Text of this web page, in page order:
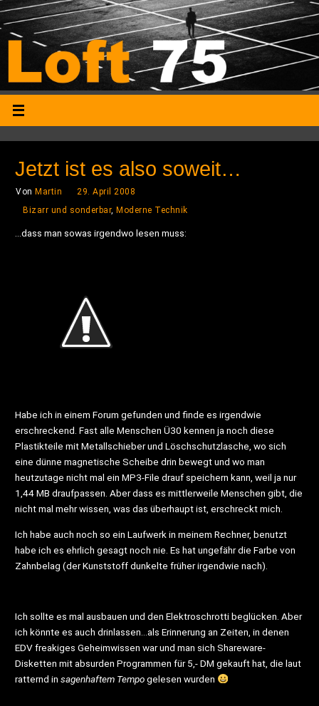
Jetzt ist es also soweit…
Von Martin
29. April 2008
Bizarr und sonderbar, Moderne Technik
…dass man sowas irgendwo lesen muss:
Habe ich in einem Forum gefunden und finde es irgendwie
erschreckend. Fast alle Menschen Ü30 kennen ja noch diese
Plastikteile mit Metallschieber und Löschschutzlasche, wo sich
eine dünne magnetische Scheibe drin bewegt und wo man
heutzutage nicht mal ein MP3-File drauf speichern kann, weil ja nur
1,44 MB draufpassen. Aber dass es mittlerweile Menschen gibt, die
nicht mal mehr wissen, was das überhaupt ist, erschreckt mich.
Ich habe auch noch so ein Laufwerk in meinem Rechner, benutzt
habe ich es ehrlich gesagt noch nie. Es hat ungefähr die Farbe von
Zahnbelag (der Kunststoff dunkelte früher irgendwie nach).
Ich sollte es mal ausbauen und den Elektroschrotti beglücken. Aber
ich könnte es auch drinlassen…als Erinnerung an Zeiten, in denen
EDV freakiges Geheimwissen war und man sich Shareware-
Disketten mit absurden Programmen für 5,- DM gekauft hat, die laut
ratternd insagenhaftem Tempogelesen wurden